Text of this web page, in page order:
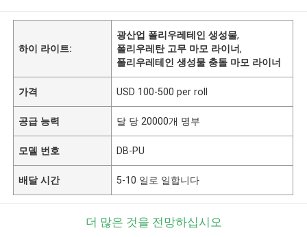
하이 라이트:
광산업 폴리우레테인 생성물,
폴리우레탄 고무 마모 라이너,
폴리우레테인 생성물 충돌 마모 라이너
가격 USD 100-500 per roll
공급 능력 달 당 20000개 명부
모델 번호 DB-PU
배달 시간 5-10 일로 일합니다
더 많은 것을 전망하십시오